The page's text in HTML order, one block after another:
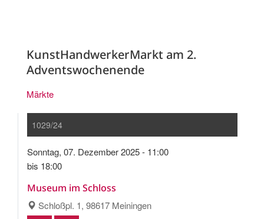
KunstHandwerkerMarkt am 2.
Adventswochenende
Märkte
1029/24
Sonntag, 07. Dezember 2025 - 11:00
bis 18:00
Museum im Schloss
Schloßpl. 1, 98617 Meiningen